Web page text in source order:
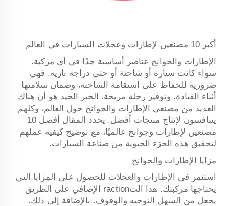
أكبر 10 مصنعين لإطارات وعجلات السيارات في العالم
الإطارات والجوانح عناصر أساسية جدًا في أي مركبة،
سواء كانت سيارة أو شاحنة أو حتى دراجة نارية. فهي
ضرورية للحفاظ على استقامة الشاحنة، وضمان سلامتها
أثناء القيادة، وتوفير رحلة مريحة. الخبر الجيد هو أن هناك
العديد من مصنعي الإطارات والجوانح حول العالم، وكلهم
يتنافسون لإنتاج منتجات أفضل. يحدد المقال أفضل 10
مصنعين لإطارات وجوانح عالميًا، مع توضيح كيفية عملهم
لتحقيق هذه الجزء الحيوية من صناعة السيارات.
مزايا الإطارات والجوانح
استثمر في الإطارات والعجلات للحصول على المزايا التي
يحتاجها مركبتك. هذا التraction الإضافي على الطريق
يجعل من السهل التوجيه والوقوف. بالإضافة إلى ذلك،